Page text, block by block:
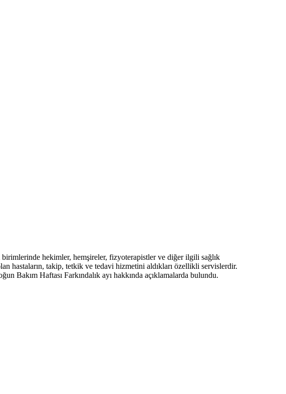
hekimler, hemşireler, fizyoterapistler ve diğer ilgili sağlık
hastaların, takip, tetkik ve tedavi hizmetini aldıkları özellikli servislerdir.
Bakım Haftası Farkındalık ayı hakkında açıklamalarda bulundu.